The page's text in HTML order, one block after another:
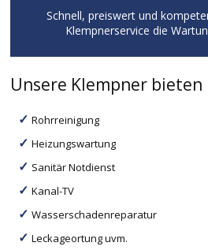
Schnell, preiswert und
Klempnerservice die
Unsere Klempner bieten
Rohrreinigung
Heizungswartung
Sanitär Notdienst
Kanal-TV
Wasserschadenreparatur
Leckageortung uvm.